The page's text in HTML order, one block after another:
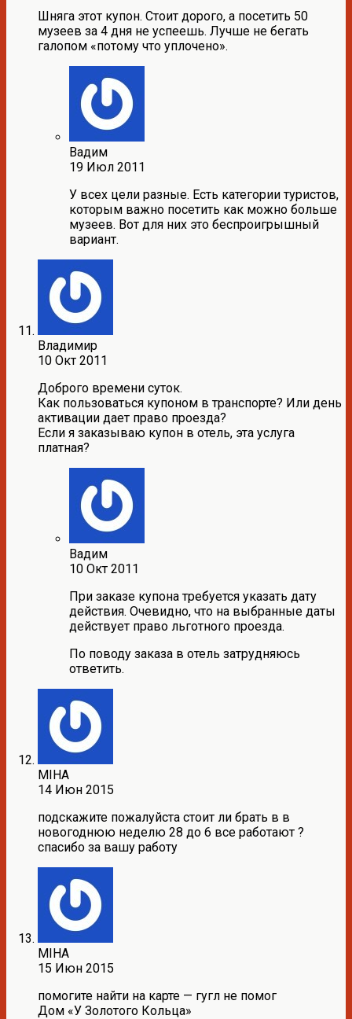
Шняга этот купон. Стоит дорого, а посетить 50
музеев за 4 дня не успеешь. Лучше не бегать
галопом «потому что уплочено».
Вадим
19 Июл 2011
У всех цели разные. Есть категории туристов,
которым важно посетить как можно больше
музеев. Вот для них это беспроигрышный
вариант.
Владимир
10 Окт 2011
Доброго времени суток.
Как пользоваться купоном в транспорте? Или день
активации дает право проезда?
Если я заказываю купон в отель, эта услуга
платная?
Вадим
10 Окт 2011
При заказе купона требуется указать дату
действия. Очевидно, что на выбранные даты
действует право льготного проезда.
По поводу заказа в отель затрудняюсь
ответить.
MIHA
14 Июн 2015
подскажите пожалуйста стоит ли брать в в
новогоднюю неделю 28 до 6 все работают ?
спасибо за вашу работу
MIHA
15 Июн 2015
помогите найти на карте — гугл не помог
Дом «У Золотого Кольца»